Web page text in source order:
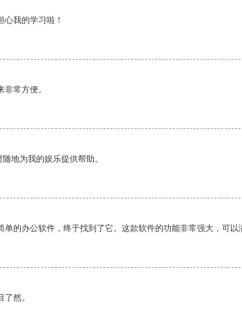
我的学习啦！
常方便。
地为我的娱乐提供帮助。
的办公软件，终于找到了它。这款软件的功能非常强大，可
然。